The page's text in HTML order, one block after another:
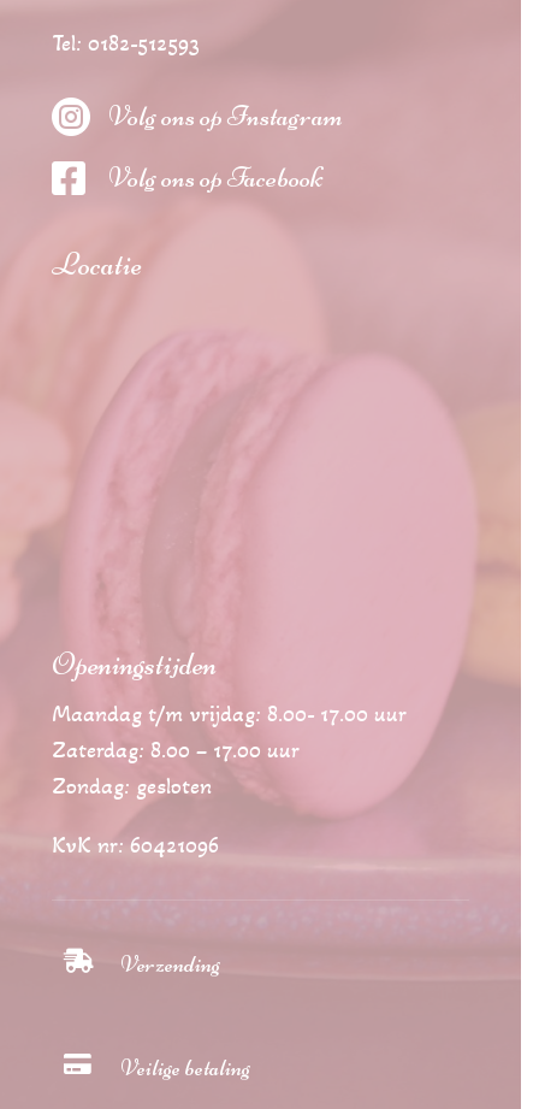
Tel: 0182-512593
 Volg ons op Instagram
 Volg ons op Facebook
Locatie
Openingstijden
Maandag t/m vrijdag: 8.00- 17.00 uur
Zaterdag: 8.00 – 17.00 uur
Zondag: gesloten
KvK nr: 60421096
 Verzending
 Veilige betaling